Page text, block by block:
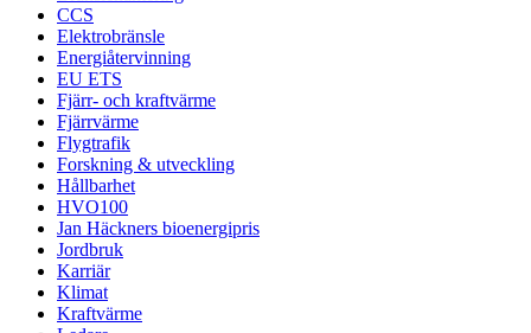
CCS
Elektrobränsle
Energiåtervinning
EU ETS
Fjärr- och kraftvärme
Fjärrvärme
Flygtrafik
Forskning & utveckling
Hållbarhet
HVO100
Jan Häckners bioenergipris
Jordbruk
Karriär
Klimat
Kraftvärme